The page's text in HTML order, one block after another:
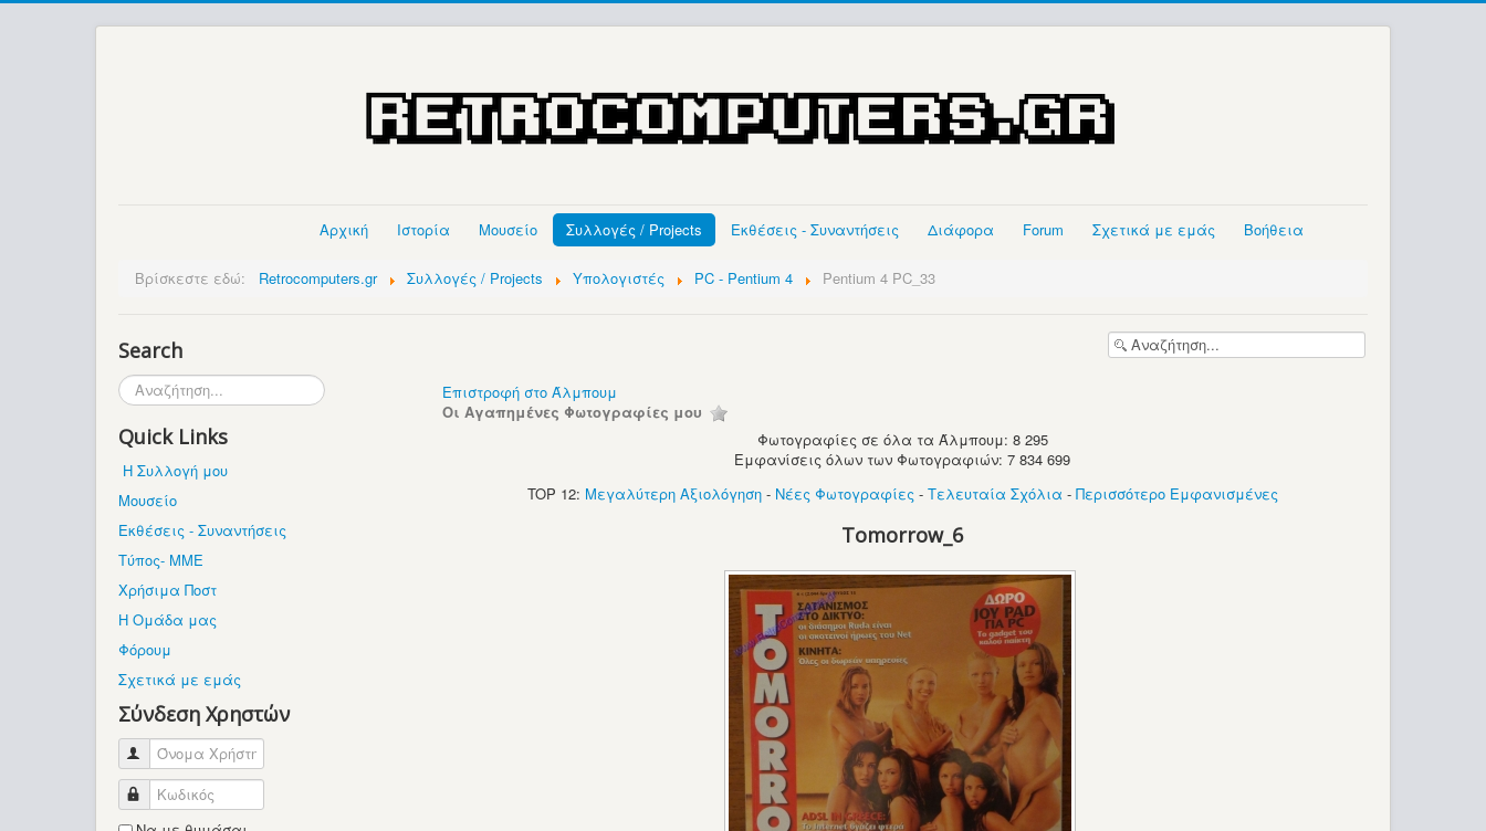
Αρχική Ιστορία Μουσείο Συλλογές / Projects Εκθέσεις - Συναντήσεις Διάφορα Forum Σχετικά με εμάς Βοήθεια
Βρίσκεστε εδώ: Retrocomputers.gr Συλλογές / Projects Υπολογιστές PC - Pentium 4 Pentium 4 PC_33
Search
Αναζήτηση...
Quick Links
Η Συλλογή μου
Μουσείο
Εκθέσεις - Συναντήσεις
Τύπος- ΜΜΕ
Χρήσιμα Ποστ
Η Ομάδα μας
Φόρουμ
Σχετικά με εμάς
Σύνδεση Χρηστών
Όνομα Χρήστη
Κωδικός
Επιστροφή στο Άλμπουμ
Οι Αγαπημένες Φωτογραφίες μου
Φωτογραφίες σε όλα τα Άλμπουμ: 8 295
Εμφανίσεις όλων των Φωτογραφιών: 7 834 699
TOP 12: Μεγαλύτερη Αξιολόγηση- Νέες Φωτογραφίες - Τελευταία Σχόλια - Περισσότερο Εμφανισμένες
Tomorrow_6